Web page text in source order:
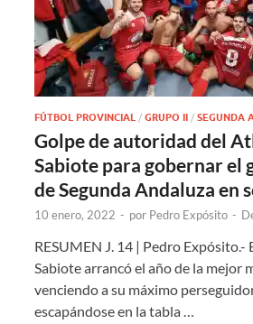
FÚTBOL PROVINCIAL / GRUPO II / SEGUNDA
Golpe de autoridad del
Sabiote para gobernar el
de Segunda Andaluza en
10 enero, 2022 - por Pedro Expósito -
RESUMEN J. 14 | Pedro Expósito.-
Sabiote arrancó el año de la mejor
venciendo a su máximo
escapándose en la tabla …